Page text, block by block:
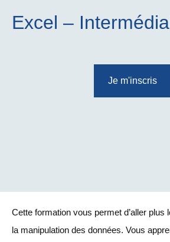
Excel –
Je m'inscris
Cette formation vous permet d’aller plus
la manipulation des données. Vous